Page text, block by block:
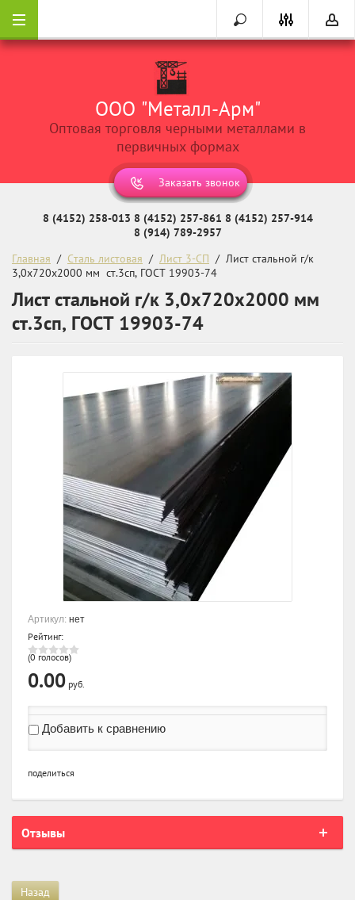
ООО "Металл-Арм"
Оптовая торговля черными металлами в
первичных формах
Заказать звонок
8 (4152) 258-013 8 (4152) 257-861 8 (4152) 257-914
8 (914) 789-2957
Главная
  /
Сталь листовая
  /
Лист 3-СП
  /  Лист стальной г/к
3,0х720х2000 мм  ст.3сп, ГОСТ 19903-74
Лист стальной г/к 3,0х720х2000 мм
ст.3сп, ГОСТ 19903-74
Артикул: нет
Рейтинг:
(0 голосов)
0.00 руб.
Добавить к сравнению
поделиться
Отзывы
Назад